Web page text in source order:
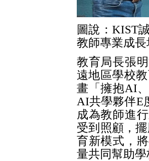
圖說：KIST
教師專業成
教育局長張
遠地區學校
畫「擁抱AI
AI共學夥伴E
成為教師進
受到照顧，
育新模式，
量共同幫助